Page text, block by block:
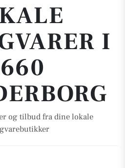
I
og tilbud fra dine lokale